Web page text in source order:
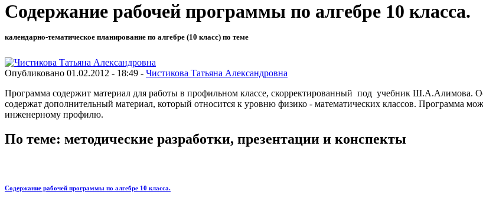
Содержание рабочей программы по алгебре 10 класса.
календарно-тематическое планирование по алгебре (10 класс) по теме
Опубликовано 01.02.2012 - 18:49 - Чистикова Татьяна Александровна
Программа содержит материал для работы в профильном классе, скорректированный под учебник Ш.А.Алимова.
содержат дополнительный материал, который относится к уровню физико - математических классов. Программа
инженерному профилю.
По теме: методические разработки, презентации и конспекты
Содержание рабочей программы по алгебре 10 класса.